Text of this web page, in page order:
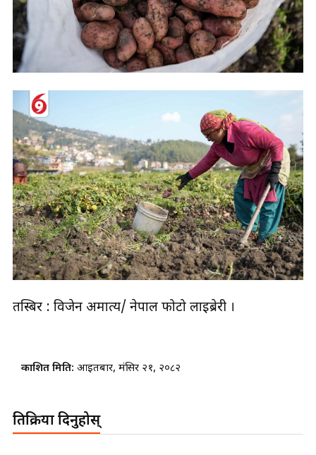
तस्बिर : विजेन अमात्य/ नेपाल फोटो लाइब्रेरी ।
प्रकाशित मिति: आइतबार, मंसिर २१, २०८२
प्रतिक्रिया दिनुहोस्